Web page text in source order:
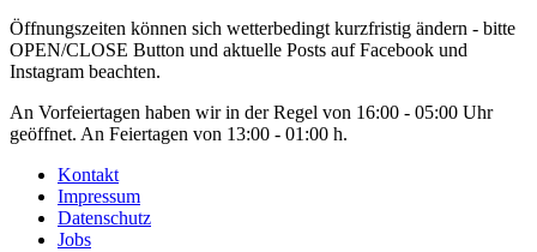
Öffnungszeiten können sich wetterbedingt kurzfristig ändern - bitte
OPEN/CLOSE Button und aktuelle Posts auf Facebook und
Instagram beachten.
An Vorfeiertagen haben wir in der Regel von 16:00 - 05:00 Uhr
geöffnet. An Feiertagen von 13:00 - 01:00 h.
Kontakt
Impressum
Datenschutz
Jobs